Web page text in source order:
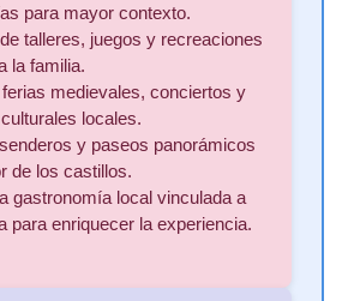
para mayor contexto.
talleres, juegos y recreaciones
la familia.
medievales, conciertos y
locales.
y paseos panorámicos
de los castillos.
gastronomía local vinculada a
para enriquecer la experiencia.